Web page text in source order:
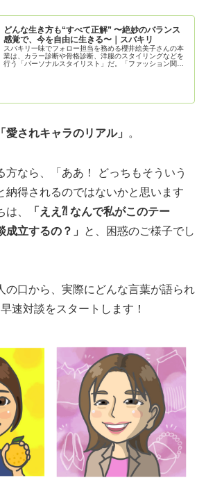
どんな生き方も“すべて正解” 〜絶妙のバランス
感覚で、今を自由に生きる〜｜スバキリ
スバキリ一味でフォロー担当を務める櫻井絵美子さんの本
業は、カラー診断や骨格診断、洋服のスタイリングなどを
行う「パーソナルスタイリスト」だ。「ファッション関係
「愛されキャラのリアル」 。
方なら、「ああ！ どっちもそういう
納得されるのではないかと思います
、
「ええ⁈ なんで私がこのテー
立するの？」
と、困惑のご様子でし
の口から、実際にどんな言葉が語られ
速対談をスタートします！